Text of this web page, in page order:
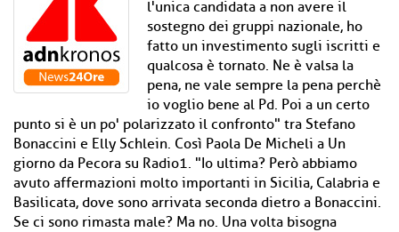
l'unica candidata a non avere il
sostegno dei gruppi nazionale, ho
fatto un investimento sugli iscritti e
qualcosa è tornato. Ne è valsa la
pena, ne vale sempre la pena perchè
io voglio bene al Pd. Poi a un certo
punto si è un po' polarizzato il confronto" tra Stefano
Bonaccini e Elly Schlein. Così Paola De Micheli a Un
giorno da Pecora su Radio1. "Io ultima? Però abbiamo
avuto affermazioni molto importanti in Sicilia, Calabria e
Basilicata, dove sono arrivata seconda dietro a Bonaccini.
Se ci sono rimasta male? Ma no. Una volta bisogna